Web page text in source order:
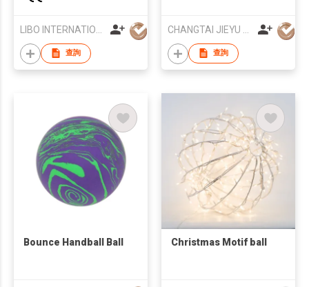
查詢 查詢
Bounce Handball Ball Christmas Motif ball